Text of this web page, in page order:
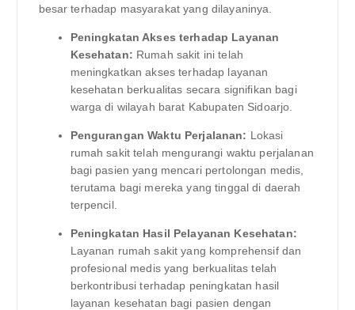
besar terhadap masyarakat yang dilayaninya.
Peningkatan Akses terhadap Layanan
Kesehatan: Rumah sakit ini telah
meningkatkan akses terhadap layanan
kesehatan berkualitas secara signifikan bagi
warga di wilayah barat Kabupaten Sidoarjo.
Pengurangan Waktu Perjalanan: Lokasi
rumah sakit telah mengurangi waktu perjalanan
bagi pasien yang mencari pertolongan medis,
terutama bagi mereka yang tinggal di daerah
terpencil.
Peningkatan Hasil Pelayanan Kesehatan:
Layanan rumah sakit yang komprehensif dan
profesional medis yang berkualitas telah
berkontribusi terhadap peningkatan hasil
layanan kesehatan bagi pasien dengan